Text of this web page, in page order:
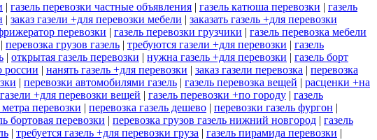
| газель перевозки частные объявления | газель катюша перевозки | газель
| заказ газели +для перевозки мебели | заказать газель +для перевозки
перевозки | газель перевозки грузчики | газель перевозка мебели
| перевозка грузов газель | требуются газели +для перевозки | газель
| открытая газель перевозки | нужна газель +для перевозки | газель борт
россии | нанять газель +для перевозки | заказ газели перевозка | перевозка
| перевозки автомобилями газель | газель перевозка вещей | расценки +на
газели +для перевозки вещей | газель перевозки +по городу | газель
метра перевозки | перевозка газель дешево | перевозки газель фургон |
бортовая перевозки | перевозка грузов газель нижний новгород | газель
| требуется газель +для перевозки груза | газель пирамида перевозки |